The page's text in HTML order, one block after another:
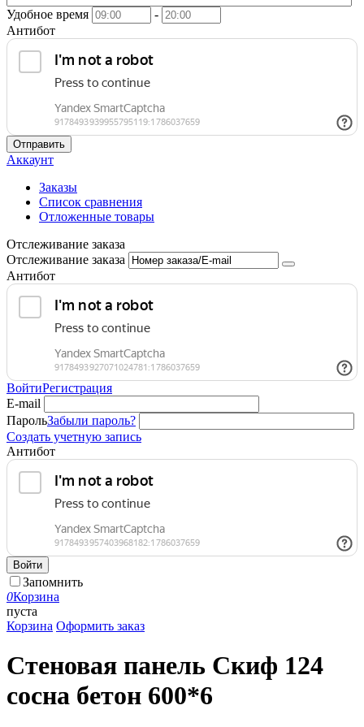
Удобное время
-
Антибот
Отправить
Аккаунт
Заказы
Список сравнения
Отложенные товары
Отслеживание заказа
Отслеживание заказа
Антибот
ВойтиРегистрация
E-mail
ПарольЗабыли пароль?
Создать учетную запись
Антибот
Войти
Запомнить
0Корзина
пуста
Корзина Оформить заказ
Стеновая панель Скиф 124
сосна бетон 600*6